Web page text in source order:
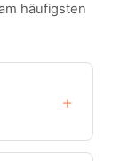
häufigsten
+